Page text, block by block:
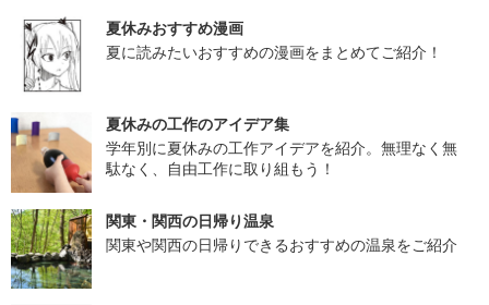
夏休みおすすめ漫画
夏に読みたいおすすめの漫画をまとめてご紹介！
夏休みの工作のアイデア集
学年別に夏休みの工作アイデアを紹介。無理なく無
駄なく、自由工作に取り組もう！
関東・関西の日帰り温泉
関東や関西の日帰りできるおすすめの温泉をご紹介